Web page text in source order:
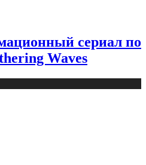
сериал по
Waves